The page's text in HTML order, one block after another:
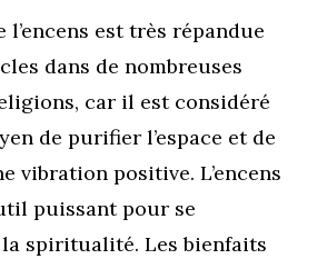
l’encens est très répandue
dans de nombreuses
car il est considéré
de purifier l’espace et de
vibration positive. L’encens
puissant pour se
spiritualité. Les bienfaits